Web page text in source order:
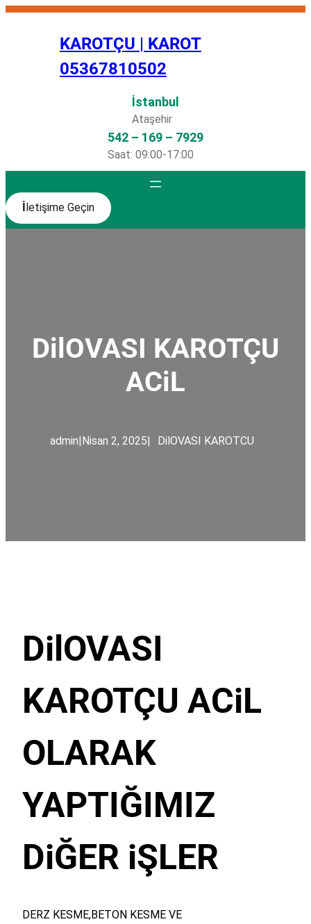
İçeriğe
KAROTÇU | KAROT
05367810502
İstanbul
Ataşehir
542 – 169 – 7929
Saat: 09:00-17:00
letişime Geçin
DilOVASI KAROTÇU
ACiL
admin Nisan 2, 2025 DilOVASI KAROTCU
DilOVASI
KAROTÇU ACiL
OLARAK
YAPTIĞIMIZ
DiĞER iŞLER
DERZ KESME,BETON KESME VE